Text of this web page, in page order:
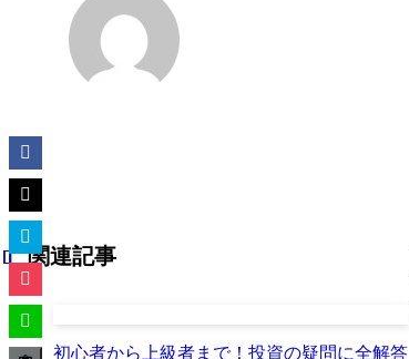
関連記事
初心者から上級者まで！投資の疑問に全解答